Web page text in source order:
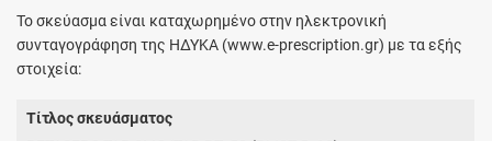
Το σκεύασμα είναι καταχωρημένο στην ηλεκτρονική
συνταγογράφηση της ΗΔΥΚΑ (www.e-prescription.gr) με τα εξής
στοιχεία:
Τίτλος σκευάσματος